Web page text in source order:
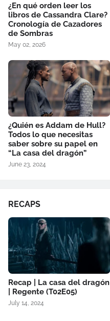
¿En qué orden leer los
libros de Cassandra Clare?
Cronología de Cazadores
de Sombras
May 02, 2026
¿Quién es Addam de Hull?
Todos lo que necesitas
saber sobre su papel en
“La casa del dragón”
June 23, 2024
RECAPS
Recap | La casa del dragón
| Regente (T02E05)
July 14, 2024